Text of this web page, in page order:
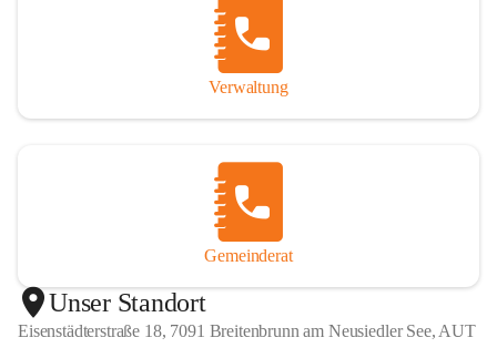
Verwaltung
Gemeinderat
Unser Standort
Eisenstädterstraße 18, 7091 Breitenbrunn am Neusiedler See, AUT